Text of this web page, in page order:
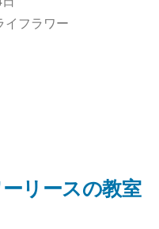
イフラワー
リースの教室